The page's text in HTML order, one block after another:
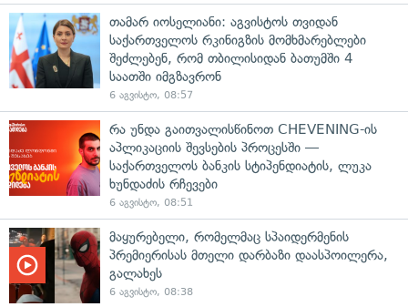
თამარ იოსელიანი: აგვისტოს თვიდან
საქართველოს რკინიგზის მომხმარებლები
შეძლებენ, რომ თბილისიდან ბათუმში 4
საათში იმგზავრონ
6 აგვისტო, 08:57
რა უნდა გაითვალისწინოთ CHEVENING-ის
აპლიკაციის შევსების პროცესში —
საქართველოს ბანკის სტიპენდიატის, ლუკა
ხუნდაძის რჩევები
6 აგვისტო, 08:51
მაყურებელი, რომელმაც სპაიდერმენის
პრემიერისას მთელი დარბაზი დაასპოილერა,
გალახეს
6 აგვისტო, 08:38